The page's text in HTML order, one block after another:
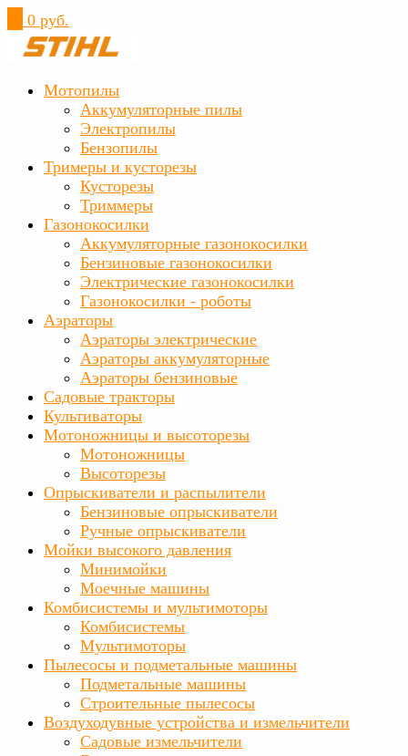
0 руб.
Мотопилы
Аккумуляторные пилы
Электропилы
Бензопилы
Тримеры и кусторезы
Кусторезы
Триммеры
Газонокосилки
Аккумуляторные газонокосилки
Бензиновые газонокосилки
Электрические газонокосилки
Газонокосилки - роботы
Аэраторы
Аэраторы электрические
Аэраторы аккумуляторные
Аэраторы бензиновые
Садовые тракторы
Культиваторы
Мотоножницы и высоторезы
Мотоножницы
Высоторезы
Опрыскиватели и распылители
Бензиновые опрыскиватели
Ручные опрыскиватели
Мойки высокого давления
Минимойки
Моечные машины
Комбисистемы и мультимоторы
Комбисистемы
Мультимоторы
Пылесосы и подметальные машины
Подметальные машины
Строительные пылесосы
Воздуходувные устройства и измельчители
Садовые измельчители